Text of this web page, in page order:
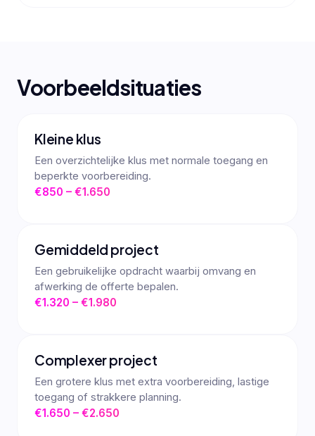
Voorbeeldsituaties
Kleine klus
Een overzichtelijke klus met normale toegang en
beperkte voorbereiding.
€850 – €1.650
Gemiddeld project
Een gebruikelijke opdracht waarbij omvang en
afwerking de offerte bepalen.
€1.320 – €1.980
Complexer project
Een grotere klus met extra voorbereiding, lastige
toegang of strakkere planning.
€1.650 – €2.650